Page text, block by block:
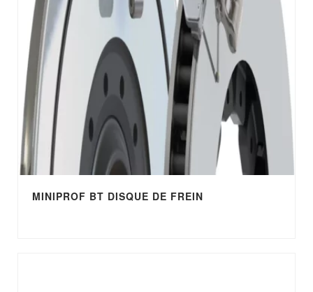
MINIPROF BT DISQUE DE FREIN